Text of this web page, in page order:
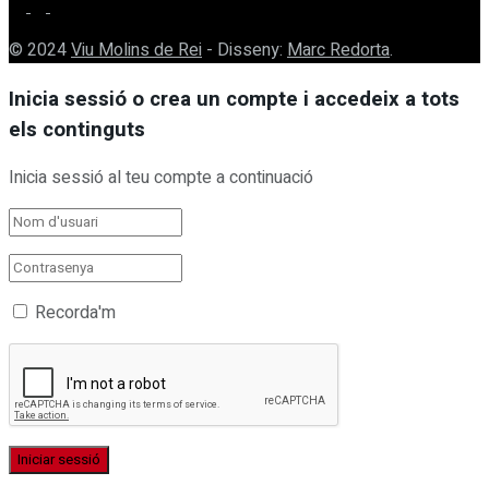
© 2024Viu Molins de Rei - Disseny: Marc Redorta.
Inicia sessió o crea un compte i accedeix a tots
els continguts
Inicia sessió al teu compte a continuació
Recorda'm